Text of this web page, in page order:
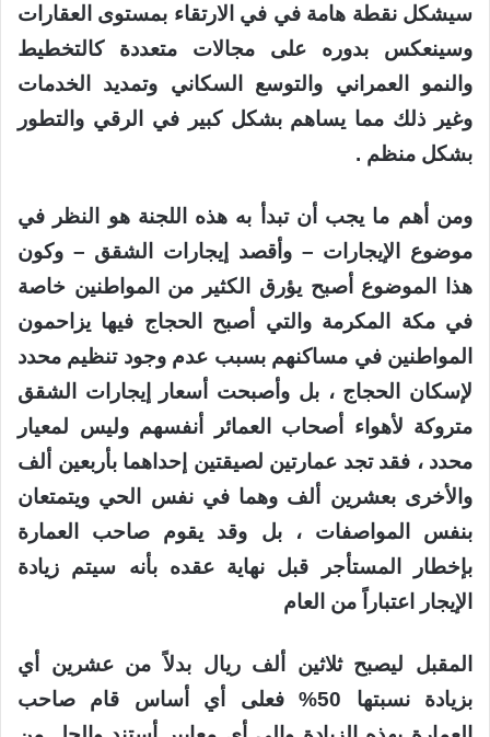
سيشكل نقطة هامة في في الارتقاء بمستوى العقارات
وسينعكس بدوره على مجالات متعددة كالتخطيط
والنمو العمراني والتوسع السكاني وتمديد الخدمات
وغير ذلك مما يساهم بشكل كبير في الرقي والتطور
بشكل منظم .
ومن أهم ما يجب أن تبدأ به هذه اللجنة هو النظر في
موضوع الإيجارات – وأقصد إيجارات الشقق – وكون
هذا الموضوع أصبح يؤرق الكثير من المواطنين خاصة
في مكة المكرمة والتي أصبح الحجاج فيها يزاحمون
المواطنين في مساكنهم بسبب عدم وجود تنظيم محدد
لإسكان الحجاج ، بل وأصبحت أسعار إيجارات الشقق
متروكة لأهواء أصحاب العمائر أنفسهم وليس لمعيار
محدد ، فقد تجد عمارتين لصيقتين إحداهما بأربعين ألف
والأخرى بعشرين ألف وهما في نفس الحي ويتمتعان
بنفس المواصفات ، بل وقد يقوم صاحب العمارة
بإخطار المستأجر قبل نهاية عقده بأنه سيتم زيادة
الإيجار اعتباراً من العام
المقبل ليصبح ثلاثين ألف ريال بدلاً من عشرين أي
بزيادة نسبتها 50% فعلى أي أساس قام صاحب